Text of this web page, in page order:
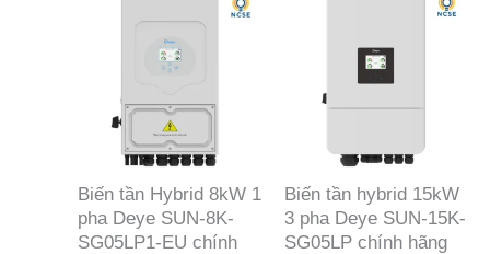
Biến tần Hybrid 8kW 1
pha Deye SUN-8K-
SG05LP1-EU chính
Biến tần hybrid 15kW
3 pha Deye SUN-15K-
SG05LP chính hãng